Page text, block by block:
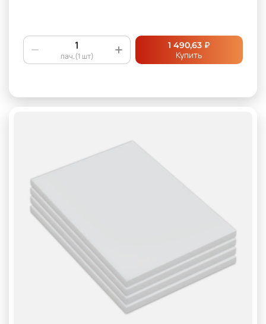
пач.(1 шт)
1 490,63 ₽
Купить